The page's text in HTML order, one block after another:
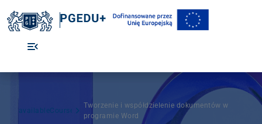
availableCourseList
Tworzenie i współdzielenie dokumentów w
programie Word